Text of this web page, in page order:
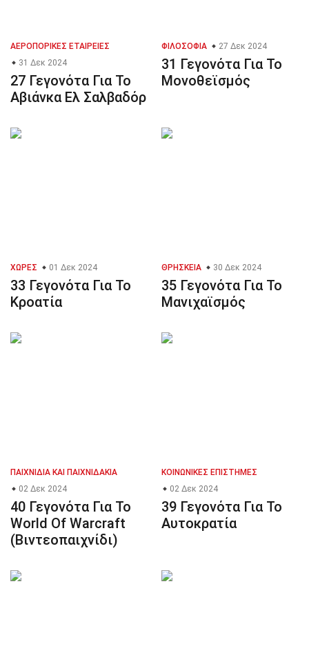
ΑΕΡΟΠΟΡΙΚΈΣ ΕΤΑΙΡΕΊΕΣ
31 Δεκ 2024
27 Γεγονότα Για Το
Αβιάνκα Ελ Σαλβαδόρ
ΦΙΛΟΣΟΦΊΑ 27 Δεκ 2024
31 Γεγονότα Για Το
Μονοθεϊσμός
ΧΏΡΕΣ 01 Δεκ 2024
33 Γεγονότα Για Το
Κροατία
ΘΡΗΣΚΕΊΑ 30 Δεκ 2024
35 Γεγονότα Για Το
Μανιχαϊσμός
ΠΑΙΧΝΊΔΙΑ ΚΑΙ ΠΑΙΧΝΙΔΆΚΙΑ
02 Δεκ 2024
40 Γεγονότα Για Το
World Of Warcraft
(Βιντεοπαιχνίδι)
ΚΟΙΝΩΝΙΚΈΣ ΕΠΙΣΤΉΜΕΣ
02 Δεκ 2024
39 Γεγονότα Για Το
Αυτοκρατία